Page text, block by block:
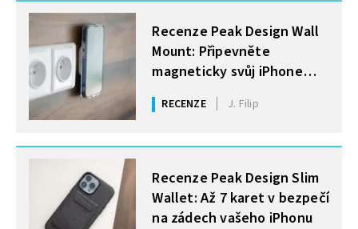
MOHLO BY VÁS ZAJÍMAT
Recenze Peak Design Wall
Mount: Připevněte
magneticky svůj iPhone
kamkoliv
RECENZE J. Filip
MOHLO BY VÁS ZAJÍMAT
Recenze Peak Design Slim
Wallet: Až 7 karet v bezpečí
na zádech vašeho iPhonu